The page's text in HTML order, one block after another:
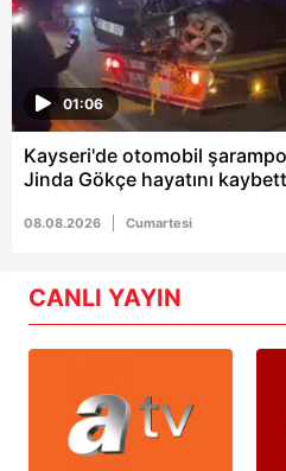
01:06
Kayseri'de otomobil
Jinda Gökçe hayatını
08.08.2026 Cumartesi
CANLI YAYIN